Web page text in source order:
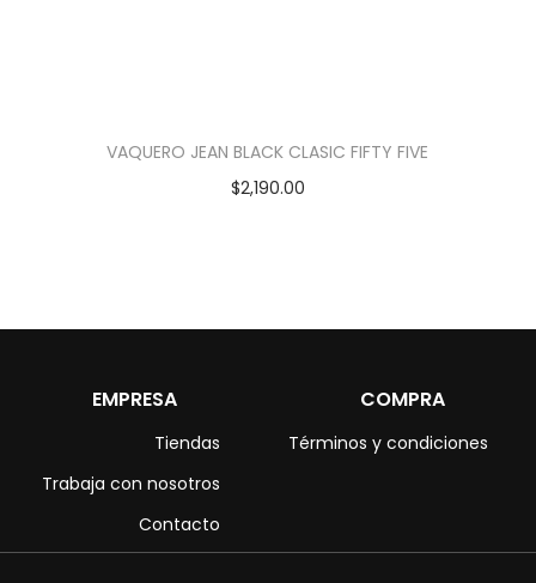
VAQUERO JEAN BLACK CLASIC FIFTY FIVE
$2,190.00
EMPRESA
Tiendas
Trabaja con nosotros
Contacto
COMPRA
Términos y condiciones